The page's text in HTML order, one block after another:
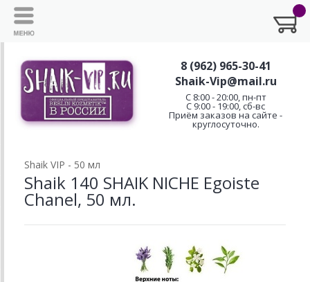
8 (962) 965-30-41
Shaik-Vip@mail.ru
C 8:00 - 20:00, пн-пт
С 9:00 - 19:00, сб-вс
Приём заказов на сайте -
круглосуточно.
Shaik VIP - 50 мл
Shaik 140 SHAIK NICHE Egoiste
Chanel, 50 мл.